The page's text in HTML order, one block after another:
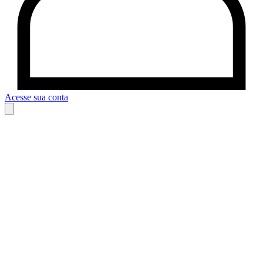
Acesse sua conta